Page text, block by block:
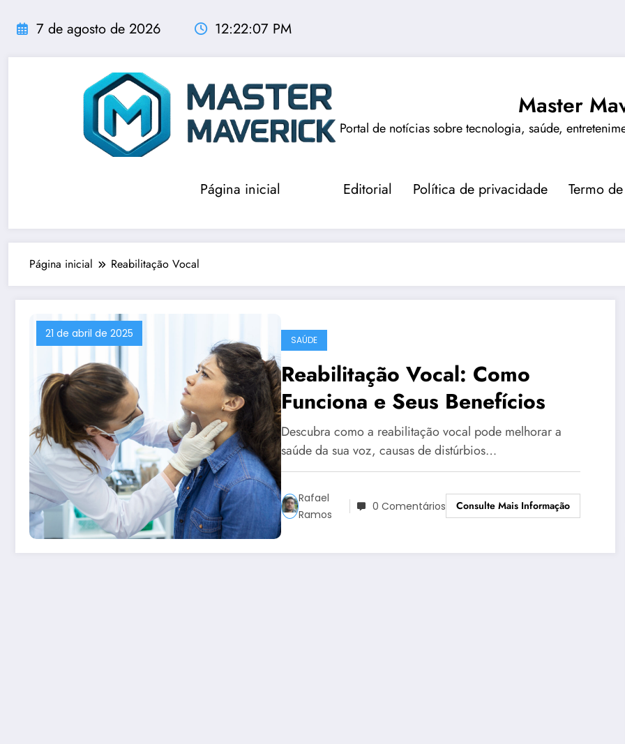
para
conteúdo
7 de agosto de 2026 12:22:07 PM
Master
Portal de notícias sobre tecnologia, saúde,
Página inicial Editorial Política de privacidade Termo
Página inicial Reabilitação Vocal
21 de abril de 2025 SAÚDE
Reabilitação Vocal: Como
Funciona e Seus Benefícios
Descubra como a reabilitação vocal pode melhorar a
saúde da sua voz, causas de distúrbios…
Rafael
Ramos
0 Comentários Consulte Mais Informação